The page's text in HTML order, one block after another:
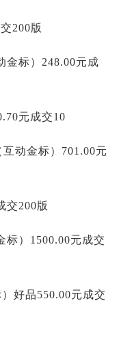
200版
金标）248.00元成
元成交10
动金标）701.00元
交200版
标）1500.00元成交
好品550.00元成交